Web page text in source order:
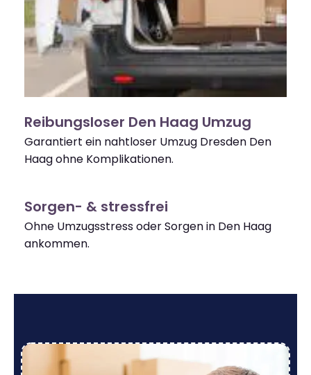
Reibungsloser Den Haag Umzug
Garantiert ein nahtloser Umzug Dresden Den
Haag ohne Komplikationen.
Sorgen- & stressfrei
Ohne Umzugsstress oder Sorgen in Den Haag
ankommen.